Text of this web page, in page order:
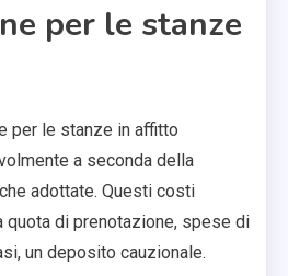
per le stanze
per le stanze in affitto
a seconda della
adottate. Questi costi
quota di prenotazione, spese di
un deposito cauzionale.